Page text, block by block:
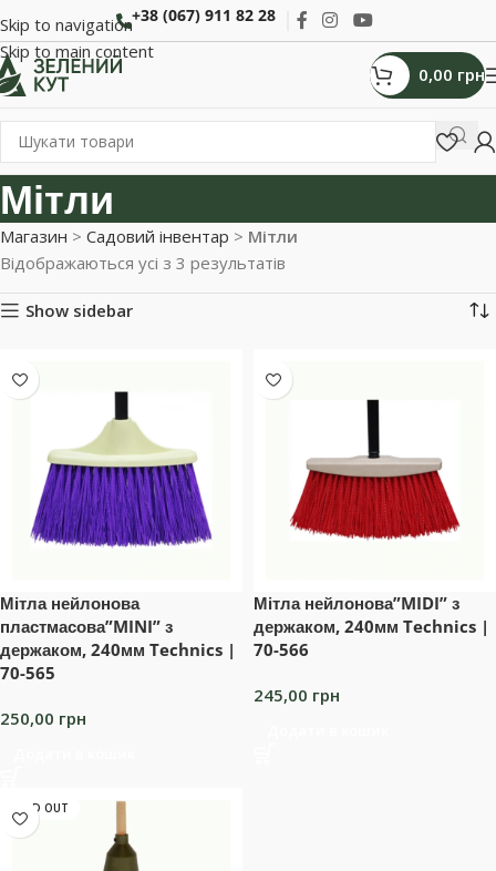
Skip to navigation
Skip to main content
+38 (067) 911 82 28
0,00 грн
Мітли
Магазин > Садовий інвентар > Мітли
Відображаються усі з 3 результатів
Show sidebar
Мітла нейлонова
пластмасова”MINI” з
держаком, 240мм Technics |
70-565
250,00 грн
Мітла нейлонова”MIDI” з
держаком, 240мм Technics |
70-566
245,00 грн
SOLD OUT